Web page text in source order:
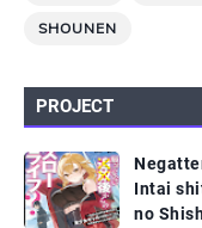
SHOUNEN
PROJECT
Intai
no